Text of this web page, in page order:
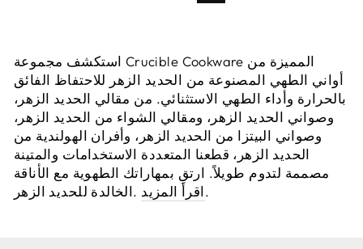
استكشف مجموعة Crucible Cookware المميزة من
أواني الطهي المصنوعة من الحديد الزهر للاحتفاظ الفائق
بالحرارة وأداء الطهي الاستثنائي. من مقالي الحديد الزهر،
وصواني الحديد الزهر، ومقالي الشواء من الحديد الزهر،
وصواني البيتزا من الحديد الزهر، وأفران الهولندية من
الحديد الزهر، قطعنا المتعددة الاستخدامات والمتينة
مصممة لتدوم طويلاً. ارتقِ بمهاراتك الطهوية مع الأناقة
الخالدة للحديد الزهر. اقرأ المزيد.